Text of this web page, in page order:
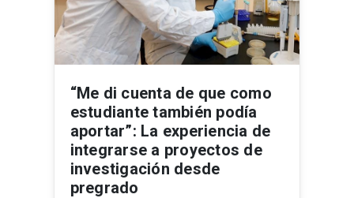
“Me di cuenta de que como
estudiante también podía
aportar”: La experiencia de
integrarse a proyectos de
investigación desde
pregrado